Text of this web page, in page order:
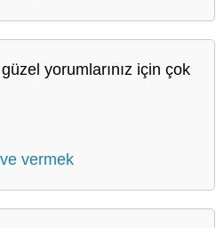
yorumlarınız için çok
vermek